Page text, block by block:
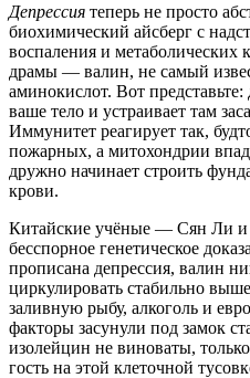
Депрессия теперь не просто
биохимический айсберг с
воспаления и метаболических
драмы — валин, не самый
аминокислот. Вот
ваше тело и устраивает там
Иммунитет реагирует так,
пожарных, а митохондрии
дружно начинает строить
крови.
Китайские учёные — Сян Ли
бесспорное генетическое
прописана депрессия, валин
циркулировать стабильно
заливную рыбу, алкоголь и
факторы засунули под замок
изолейцин не виноваты,
гость на этой клеточной